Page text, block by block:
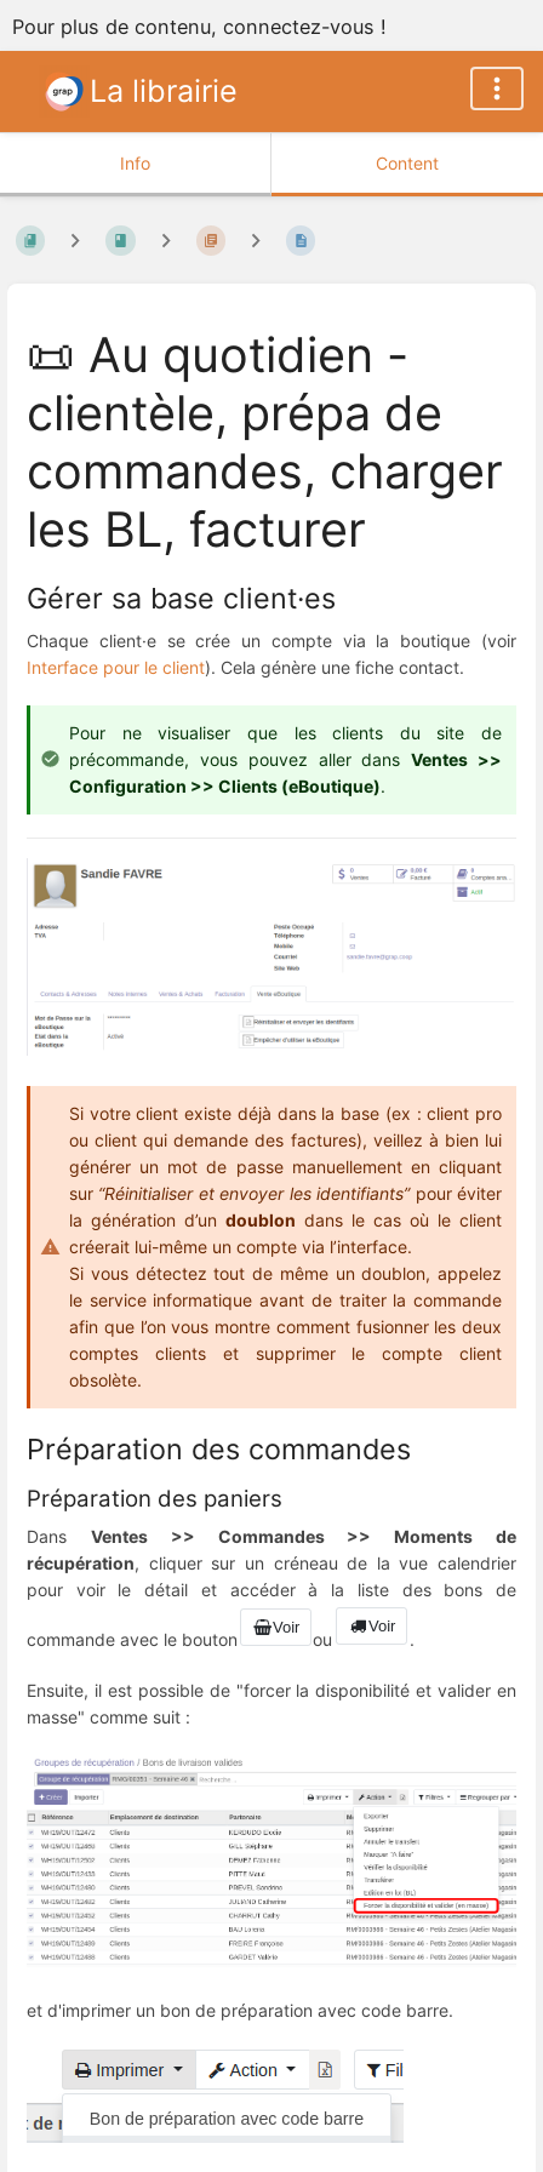
Pour plus de contenu, connectez-vous !
La librairie
Info Content
📜 Au quotidien -
clientèle, prépa de
commandes, charger
les BL, facturer
Gérer sa base client·es
Chaque client·e se crée un compte via la boutique (voir
Interface pour le client). Cela génère une fiche contact.
Pour ne visualiser que les clients du site de
précommande, vous pouvez aller dansVentes >>
Configuration >> Clients (eBoutique).
Si votre client existe déjà dans la base (ex : client pro
ou client qui demande des factures), veillez à bien lui
générer un mot de passe manuellement en cliquant
sur “Réinitialiser et envoyer les identifiants”pour éviter
la génération d’un doublon dans le cas où le client
créerait lui-même un compte via l’interface.
Si vous détectez tout de même un doublon, appelez
le service informatique avant de traiter la commande
afin que l’on vous montre comment fusionner les deux
comptes clients et supprimer le compte client
obsolète.
Préparation des commandes
Préparation des paniers
Dans Ventes >> Commandes >> Moments de
récupération, cliquer sur un créneau de la vue calendrier
pour voir le détail et accéder à la liste des bons de
commande avec le bouton ou .
Ensuite, il est possible de "forcer la disponibilité et valider en
masse" comme suit :
et d'imprimer un bon de préparation avec code barre.